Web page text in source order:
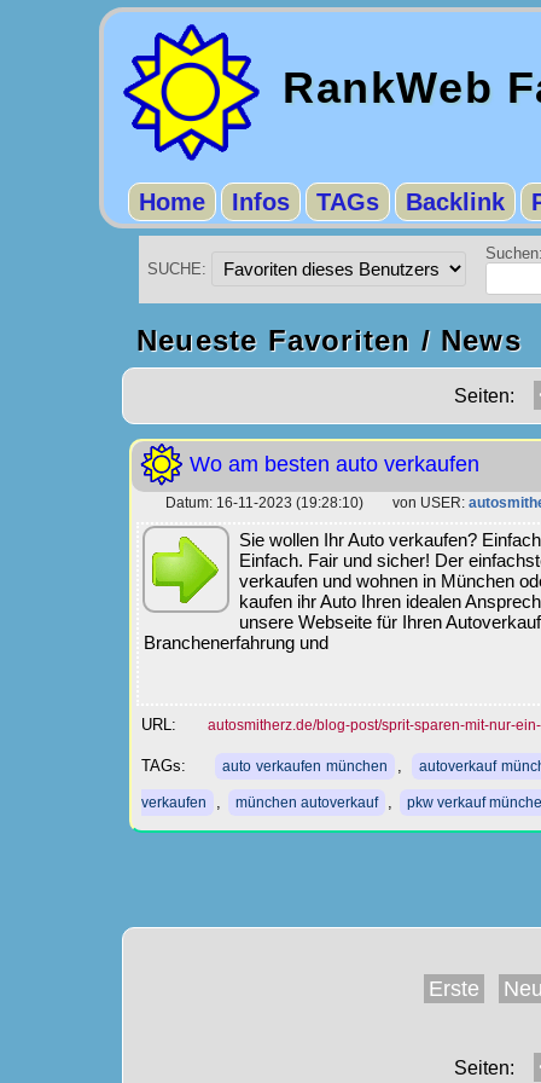
RankWeb
Home Infos TAGs Backlink
SUCHE:
Neueste Favoriten / News
Seiten:
Wo am besten auto verkaufen
Datum: 16-11-2023 (19:28:10) von USER:
Sie wollen Ihr Auto verkaufen?
Einfach. Fair und sicher! Der
verkaufen und wohnen in München
kaufen ihr Auto Ihren idealen
unsere Webseite für Ihren
Branchenerfahrung und
URL: autosmitherz.de/blog-post/sprit-sparen-mit-nur-
TAGs: auto verkaufen münchen autoverkauf
verkaufen münchen autoverkauf pkw verkauf
Erste
Seiten: